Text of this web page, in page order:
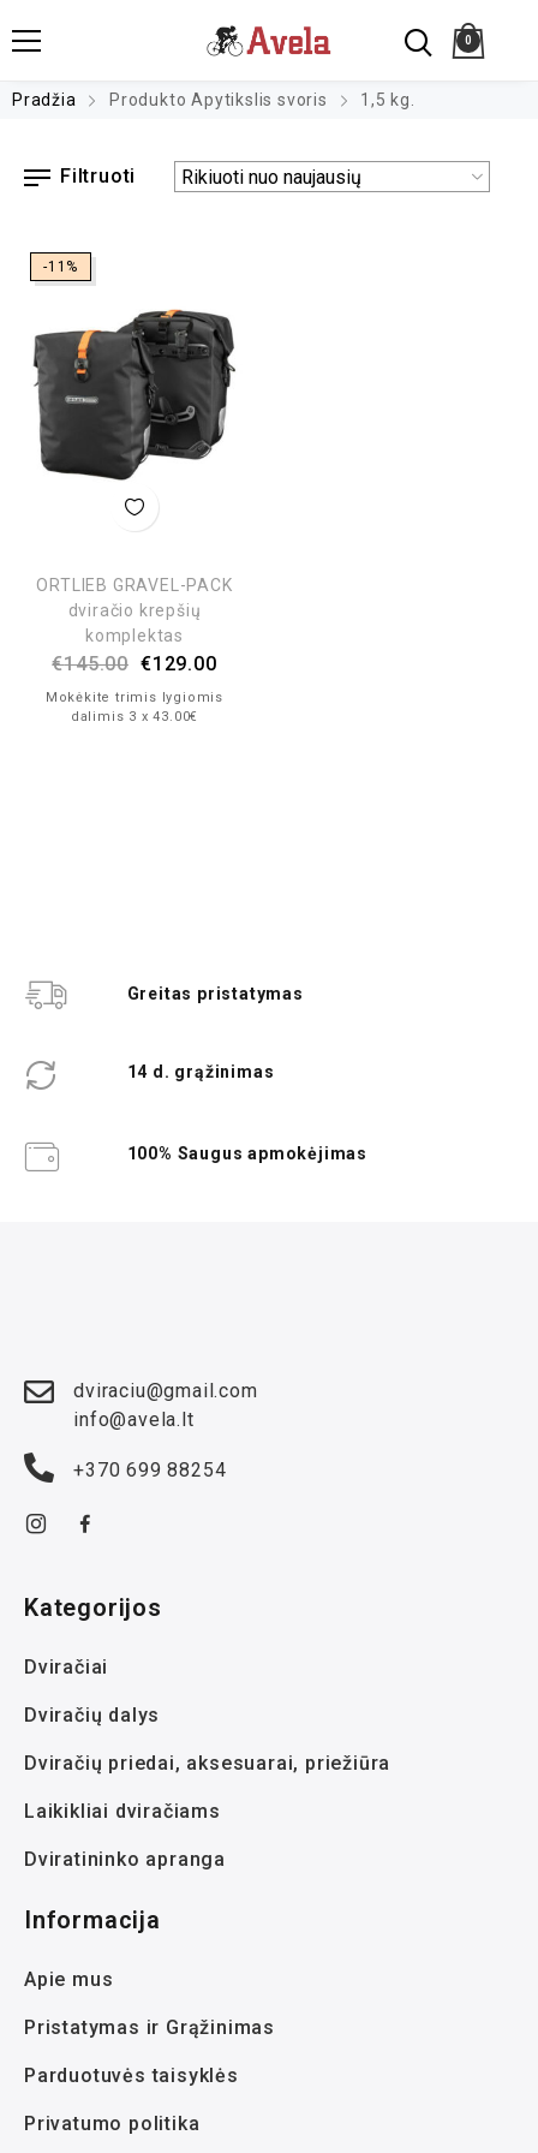
0
Pradžia Produkto Apytikslis svoris 1,5 kg.
Filtruoti
-11%
ORTLIEB GRAVEL-PACK
dviračio krepšių
komplektas
€145.00 €129.00
Mokėkite trimis lygiomis
dalimis 3 x 43.00€
Greitas pristatymas
14 d. grąžinimas
100% Saugus apmokėjimas
dviraciu@gmail.com
info@avela.lt
+370 699 88254
Kategorijos
Dviračiai
Dviračių dalys
Dviračių priedai, aksesuarai, priežiūra
Laikikliai dviračiams
Dviratininko apranga
Informacija
Apie mus
Pristatymas ir Grąžinimas
Parduotuvės taisyklės
Privatumo politika